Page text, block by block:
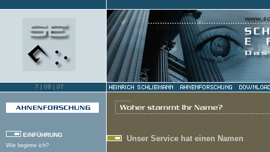
08 | 027 | 08 | 07
EINFÜHRUNG
Wie beginne ich?
Unser Service hat einen Namen